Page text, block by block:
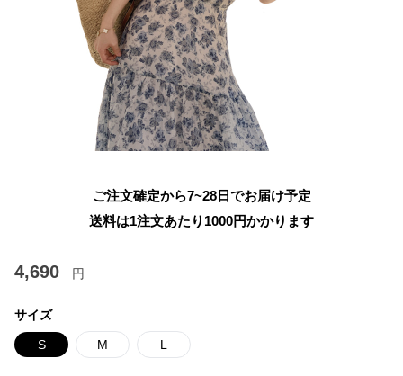
ご注文確定から7~28日でお届け予定
送料は1注文あたり 1000円かかります
4,690 円
サイズ
S M L